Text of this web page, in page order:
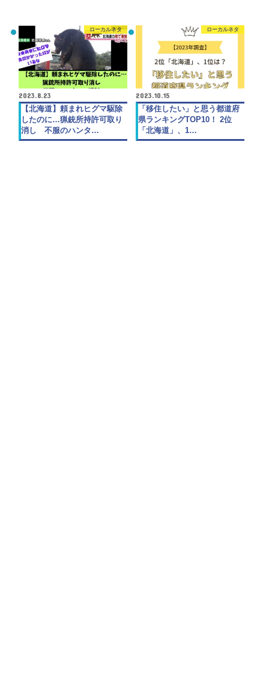
ローカルネタ
2023.8.23
【北海道】頼まれヒグマ駆除
したのに…猟銃所持許可取り
消し 不服のハンタ…
ローカルネタ
2023.10.15
「移住したい」と思う都道府
県ランキングTOP10！ 2位
「北海道」、1…